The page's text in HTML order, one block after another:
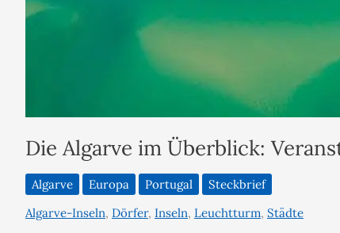
Die Algarve im Überblick:
Algarve Europa Portugal
Steckbrief
Algarve-Inseln, Dörfer, Inseln, Leuchtturm, Städte